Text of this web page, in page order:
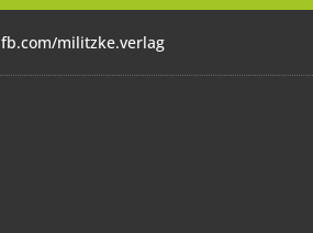
fb.com/militzke.verlag